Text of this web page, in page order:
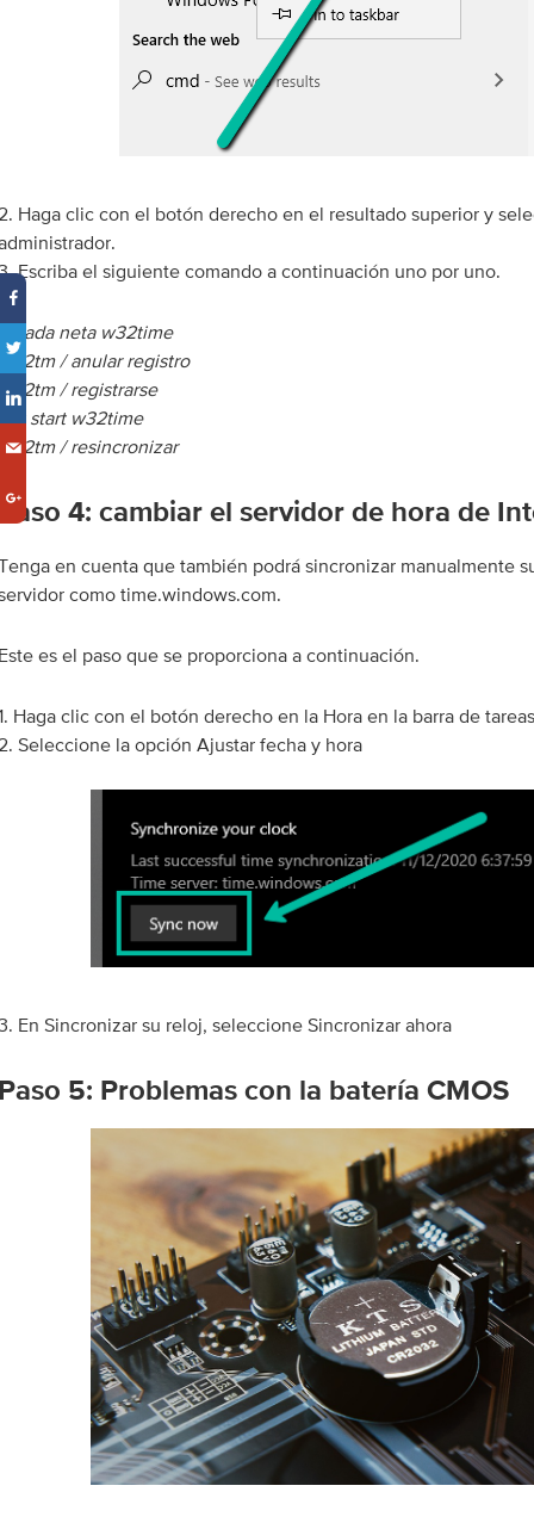
Haga clic con el botón derecho en el resultado superior y
Escriba el siguiente comando a continuación uno por uno.
neta w32time
/ anular registro
/ registrarse
start w32time
/ resincronizar
4: cambiar el servidor de hora de
en cuenta que también podrá sincronizar manualmente
como time.windows.com.
es el paso que se proporciona a continuación.
Haga clic con el botón derecho en la Hora en la barra de
Seleccione la opción Ajustar fecha y hora
En Sincronizar su reloj, seleccione Sincronizar ahora
5: Problemas con la batería CMOS